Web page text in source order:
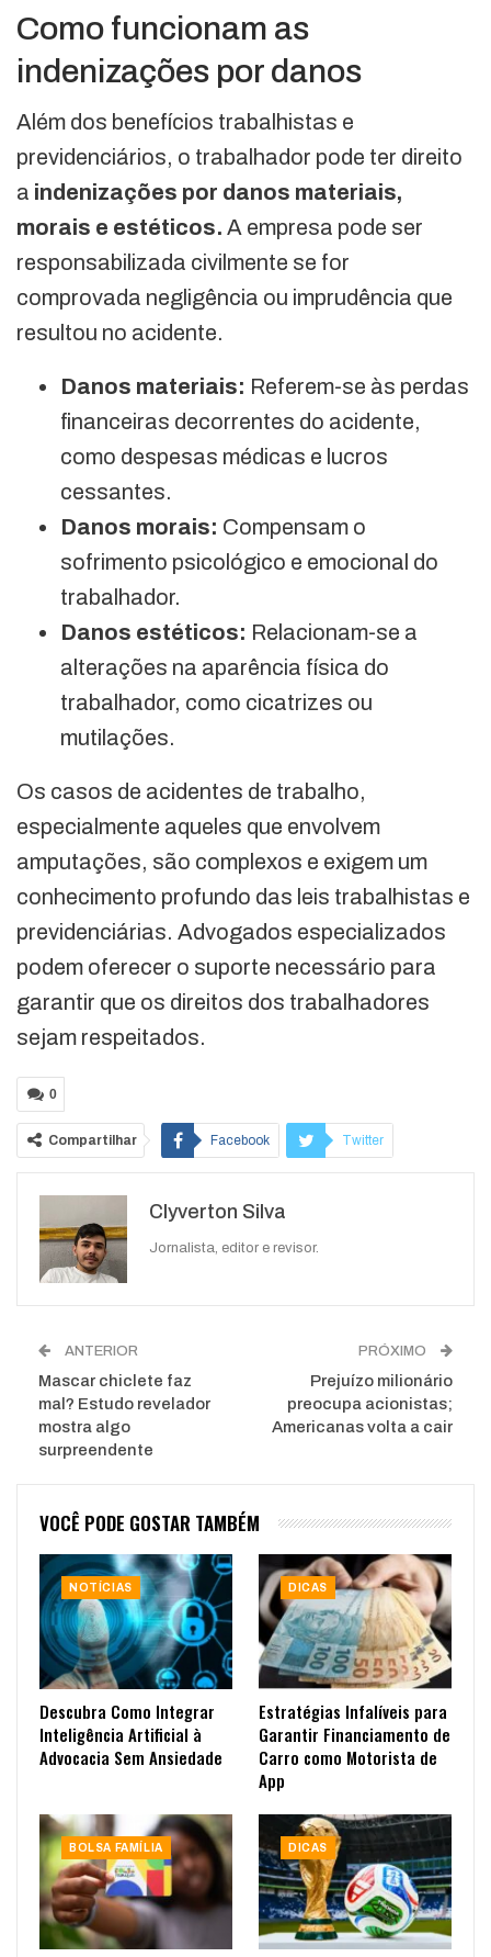
Como funcionam as
indenizações por danos
Além dos benefícios trabalhistas e
previdenciários, o trabalhador pode ter direito
a indenizações por danos materiais,
morais e estéticos. A empresa pode ser
responsabilizada civilmente se for
comprovada negligência ou imprudência que
resultou no acidente.
Danos materiais: Referem-se às perdas
financeiras decorrentes do acidente,
como despesas médicas e lucros
cessantes.
Danos morais: Compensam o
sofrimento psicológico e emocional do
trabalhador.
Danos estéticos: Relacionam-se a
alterações na aparência física do
trabalhador, como cicatrizes ou
mutilações.
Os casos de acidentes de trabalho,
especialmente aqueles que envolvem
amputações, são complexos e exigem um
conhecimento profundo das leis trabalhistas e
previdenciárias. Advogados especializados
podem oferecer o suporte necessário para
garantir que os direitos dos trabalhadores
sejam respeitados.
0
Compartilhar Facebook Twitter
WhatsApp
Clyverton Silva
Jornalista, editor e revisor.
ANTERIOR
Mascar chiclete faz
mal? Estudo revelador
mostra algo
surpreendente
PRÓXIMO
Prejuízo milionário
preocupa acionistas;
Americanas volta a cair
VOCÊ PODE GOSTAR TAMBÉM
NOTÍCIAS
Descubra Como Integrar
Inteligência Artificial à
Advocacia Sem Ansiedade
DICAS
Estratégias Infalíveis para
Garantir Financiamento de
Carro como Motorista de
App
BOLSA FAMÍLIA DICAS